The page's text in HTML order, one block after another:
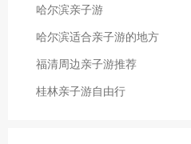
哈尔滨亲子游
哈尔滨适合亲子游的地方
福清周边亲子游推荐
桂林亲子游自由行